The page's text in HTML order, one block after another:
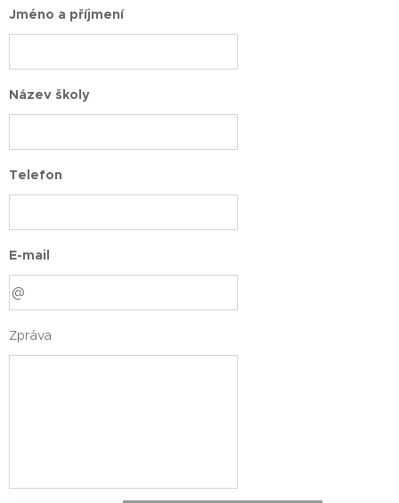
Jméno a příjmení
Název školy
Telefon
E-mail
Zpráva